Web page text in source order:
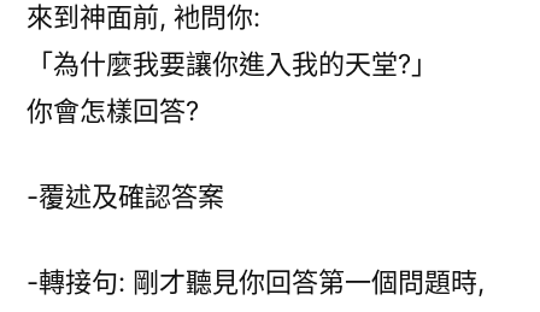
來到神面前, 衪問你:
「為什麼我要讓你進入我的天堂?」
你會怎樣回答?
-覆述及確認答案
-轉接句: 剛才聽見你回答第一個問題時,